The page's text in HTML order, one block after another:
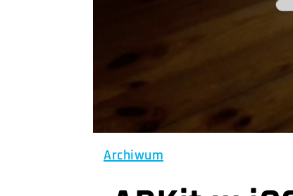
Archiwum